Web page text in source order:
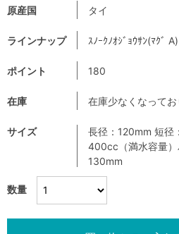
数量
原産国 タイ
ラインナップ ｽﾉｰｸﾉｵｼﾞｮｳｻﾝ(ﾏｸﾞ A)
ポイント 180
在庫 在庫少なくなってお
サイズ
長径：120mm 短径
400cc（満水容量
130mm